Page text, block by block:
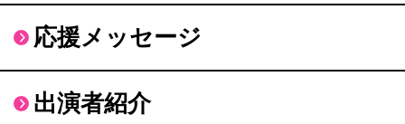
応援メッセージ
出演者紹介